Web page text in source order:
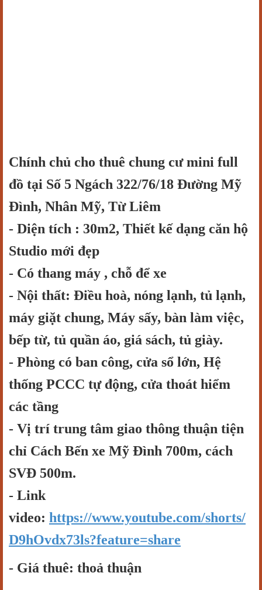
Chính chủ cho thuê chung cư mini full
đồ tại Số 5 Ngách 322/76/18 Đường Mỹ
Đình, Nhân Mỹ, Từ Liêm
- Diện tích : 30m2, Thiết kế dạng căn hộ
Studio mới đẹp
- Có thang máy , chỗ để xe
- Nội thất: Điều hoà, nóng lạnh, tủ lạnh,
máy giặt chung, Máy sấy, bàn làm việc,
bếp từ, tủ quần áo, giá sách, tủ giày.
- Phòng có ban công, cửa sổ lớn, Hệ
thống PCCC tự động, cửa thoát hiểm
các tầng
- Vị trí trung tâm giao thông thuận tiện
chỉ Cách Bến xe Mỹ Đình 700m, cách
SVĐ 500m.
- Link
video: https://www.youtube.com/shorts/
D9hOvdx73ls?feature=share
- Giá thuê: thoả thuận